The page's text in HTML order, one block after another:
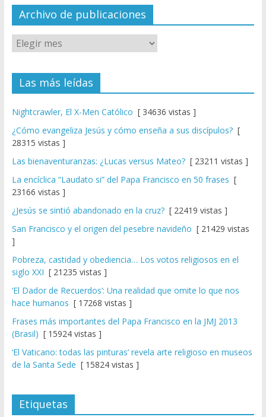
el
Archivo de publicaciones
Las más leídas
Nightcrawler, El X-Men Católico [ 34636 vistas ]
¿Cómo evangeliza Jesús y cómo enseña a sus discípulos?[
28315 vistas ]
Las bienaventuranzas: ¿Lucas versus Mateo?[ 23211 vistas ]
La encíclica “Laudato si” del Papa Francisco en 50 frases [
23166 vistas ]
¿Jesús se sintió abandonado en la cruz?[ 22419 vistas ]
San Francisco y el origen del pesebre navideño [ 21429 vistas
]
Pobreza, castidad y obediencia… Los votos religiosos en el
siglo XXI [ 21235 vistas ]
‘El Dador de Recuerdos’: Una realidad que omite lo que nos
hace humanos [ 17268 vistas ]
Frases más importantes del Papa Francisco en la JMJ 2013
(Brasil) [ 15924 vistas ]
‘El Vaticano: todas las pinturas’ revela arte religioso en museos
de la Santa Sede [ 15824 vistas ]
Etiquetas